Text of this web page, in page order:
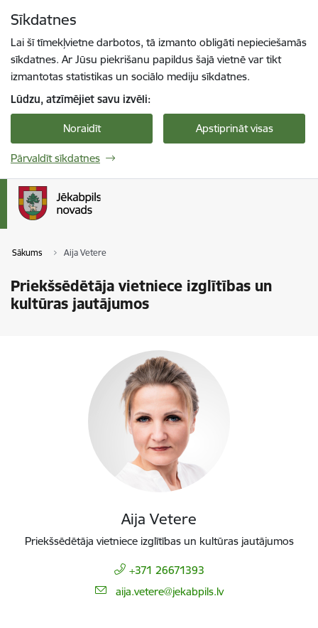
Sīkdatnes
Lai šī tīmekļvietne darbotos, tā izmanto obligāti nepieciešamās
sīkdatnes. Ar Jūsu piekrišanu papildus šajā vietnē var tikt
izmantotas statistikas un sociālo mediju sīkdatnes.
Lūdzu, atzīmējiet savu izvēli:
Noraidīt Apstiprināt visas
Pārvaldīt sīkdatnes
Sākums Aija Vetere
Priekšsēdētāja vietniece izglītības un
kultūras jautājumos
Aija Vetere
Priekšsēdētāja vietniece izglītības un kultūras jautājumos
+371 26671393
E-pasts:
aija.vetere@jekabpils.lv